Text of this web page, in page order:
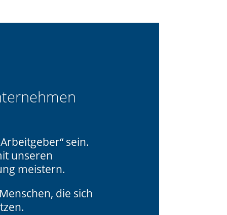
sein.
unseren
meistern.
die sich